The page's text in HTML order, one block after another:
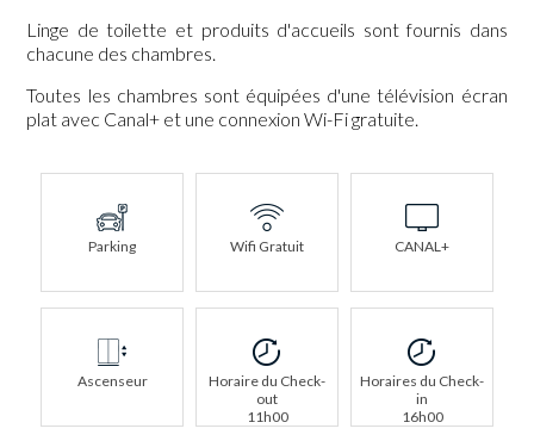
Linge de toilette et produits d'accueils sont fournis dans
chacune des chambres.
Toutes les chambres sont équipées d'une télévision écran
plat avec Canal+ et une connexion Wi-Fi gratuite.
Parking Wifi Gratuit CANAL+
Ascenseur
Horaire du Check-
out
11h00
Horaires du Check-
in
16h00